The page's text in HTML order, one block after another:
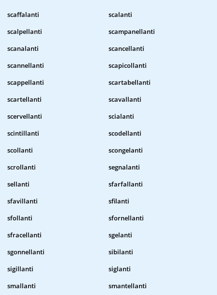
scaffalanti
scalanti
scalpellanti
scampanellanti
scanalanti
scancellanti
scannellanti
scapicollanti
scappellanti
scartabellanti
scartellanti
scavallanti
scervellanti
scialanti
scintillanti
scodellanti
scollanti
scongelanti
scrollanti
segnalanti
sellanti
sfarfallanti
sfavillanti
sfilanti
sfollanti
sfornellanti
sfracellanti
sgelanti
sgonnellanti
sibilanti
sigillanti
siglanti
smallanti
smantellanti